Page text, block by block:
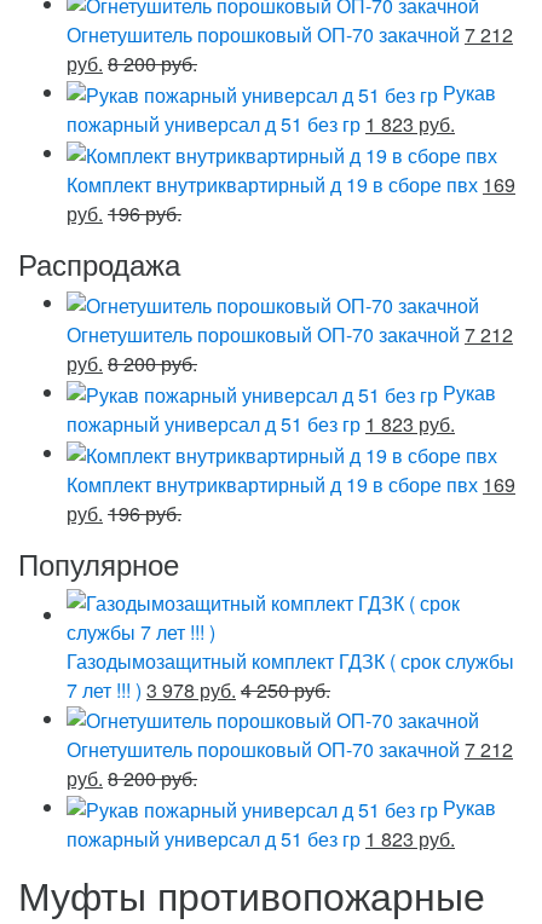
Огнетушитель порошковый ОП-70 закачной 7 212
руб. 8 200 руб.
Рукав
пожарный универсал д 51 без гр 1 823 руб.
Комплект внутриквартирный д 19 в сборе пвх 169
руб. 196 руб.
Распродажа
Огнетушитель порошковый ОП-70 закачной 7 212
руб. 8 200 руб.
Рукав
пожарный универсал д 51 без гр 1 823 руб.
Комплект внутриквартирный д 19 в сборе пвх 169
руб. 196 руб.
Популярное
Газодымозащитный комплект ГДЗК ( срок службы
7 лет !!! ) 3 978 руб. 4 250 руб.
Огнетушитель порошковый ОП-70 закачной 7 212
руб. 8 200 руб.
Рукав
пожарный универсал д 51 без гр 1 823 руб.
Муфты противопожарные